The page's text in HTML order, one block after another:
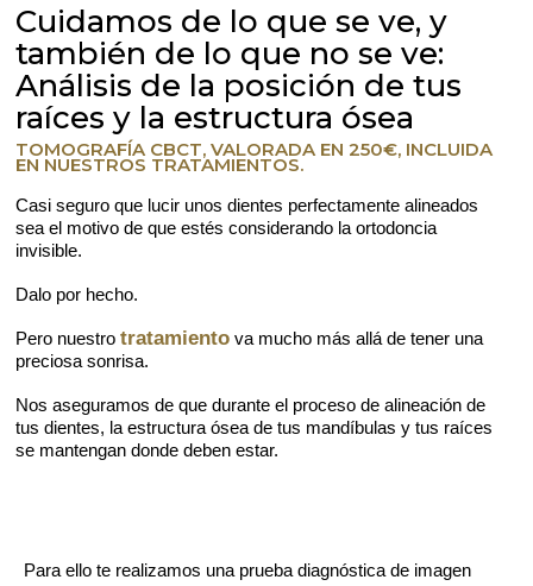
Cuidamos de lo que se ve, y
también de lo que no se ve:
Análisis de la posición de tus
raíces y la estructura ósea
TOMOGRAFÍA CBCT, VALORADA EN 250€, INCLUIDA
EN NUESTROS TRATAMIENTOS.
Casi seguro que lucir unos dientes perfectamente alineados
sea el motivo de que estés considerando la ortodoncia
invisible.
Dalo por hecho.
Pero nuestrotratamiento va mucho más allá de tener una
preciosa sonrisa.
Nos aseguramos de que durante el proceso de alineación de
tus dientes, la estructura ósea de tus mandíbulas y tus raíces
se mantengan donde deben estar.
Para ello te realizamos una prueba diagnóstica de imagen